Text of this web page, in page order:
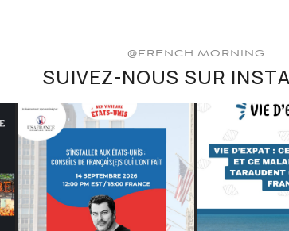
@FRENCH.MORNING
SUIVEZ-NOUS SUR